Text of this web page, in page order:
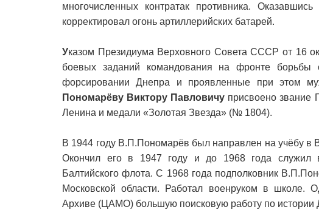
многочисленных контратак противника.
корректировал огонь артиллерийских батарей.
Указом Президиума Верховного Совета СССР от 16
боевых заданий командования на фронте борьбы
форсировании Днепра и проявленные при этом
Пономарёву Виктору Павловичу присвоено звание
Ленина и медали «Золотая Звезда» (№ 1804).
В 1944 году В.П.Пономарёв был направлен на учёбу в
Окончил его в 1947 году и до 1968 года служил
Балтийского флота. С 1968 года подполковник
Московской области. Работал военруком в школе.
Архиве (ЦАМО) большую поисковую работу по истории